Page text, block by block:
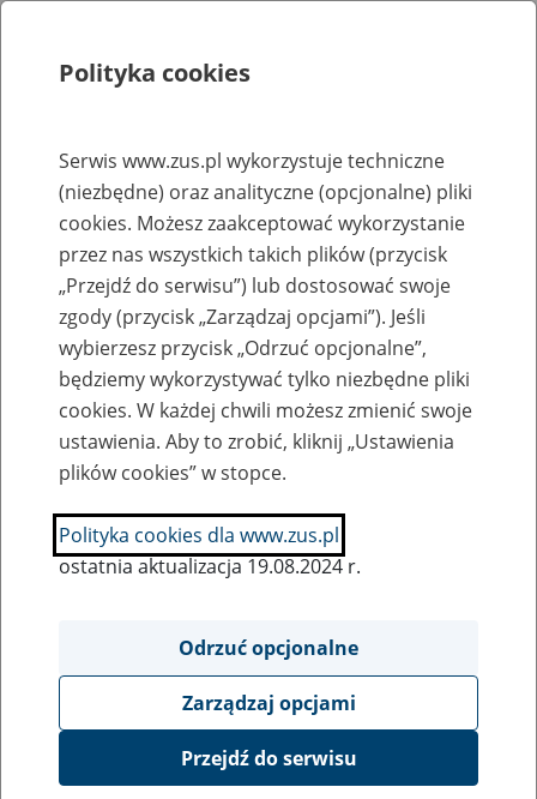
Rejestry, ewidencje i archiwa
Baza zlikwidowanych lub
przekształconych zakładów pracy
Nazwa zakładu pracy:
SZUKAJ
Ukryj wszystkie pozycje bazy
Bacutil S.A., Katowice - Kotulin
Polityka cookies
Serwis www.zus.pl wykorzystuje techniczne
(niezbędne) oraz analityczne (opcjonalne) pliki
cookies. Możesz zaakceptować wykorzystanie
przez nas wszystkich takich plików (przycisk
„Przejdź do serwisu”) lub dostosować swoje
zgody (przycisk „Zarządzaj opcjami”). Jeśli
wybierzesz przycisk „Odrzuć opcjonalne”,
będziemy wykorzystywać tylko niezbędne pliki
cookies. W każdej chwili możesz zmienić swoje
ustawienia. Aby to zrobić, kliknij „Ustawienia
plików cookies” w stopce.
Polityka cookies dla www.zus.pl
ostatnia aktualizacja 19.08.2024 r.
Odrzuć opcjonalne
Zarządzaj opcjami
Przejdź do serwisu